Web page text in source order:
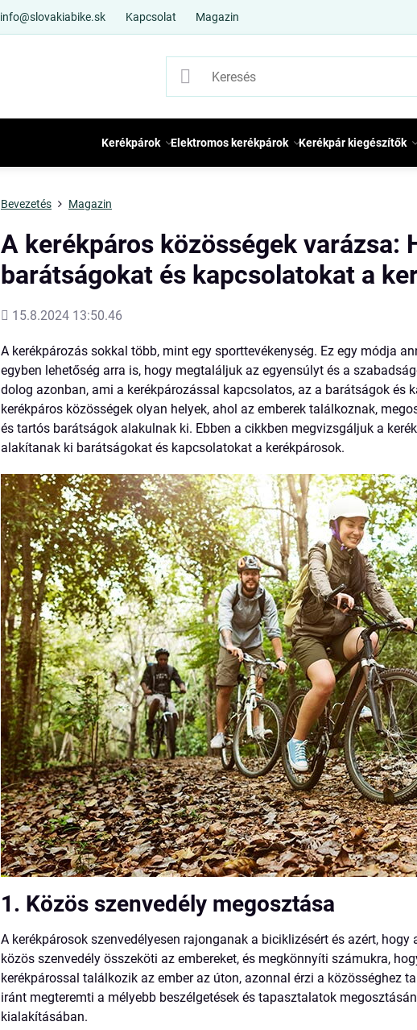
info@slovakiabike.sk Kapcsolat Magazin
Kerékpárok Elektromos kerékpárok Kerékpár kiegészítők
Bevezetés Magazin
A kerékpáros közösségek varázsa:
barátságokat és kapcsolatokat a
Hozááadott
15.8.2024 13:50.46
A kerékpározás sokkal több, mint egy sporttevékenység. Ez egy módja
egyben lehetőség arra is, hogy megtaláljuk az egyensúlyt és a
dolog azonban, ami a kerékpározással kapcsolatos, az a barátságok és
kerékpáros közösségek olyan helyek, ahol az emberek találkoznak,
és tartós barátságok alakulnak ki. Ebben a cikkben megvizsgáljuk a
alakítanak ki barátságokat és kapcsolatokat a kerékpárosok.
1. Közös szenvedély megosztása
A kerékpárosok szenvedélyesen rajonganak a biciklizésért és azért,
közös szenvedély összeköti az embereket, és megkönnyíti számukra,
kerékpárossal találkozik az ember az úton, azonnal érzi a közösséghez
iránt megteremti a mélyebb beszélgetések és tapasztalatok
kialakításában.